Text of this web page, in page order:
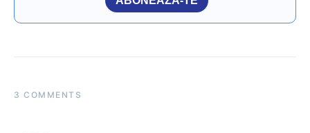
3 COMMENTS